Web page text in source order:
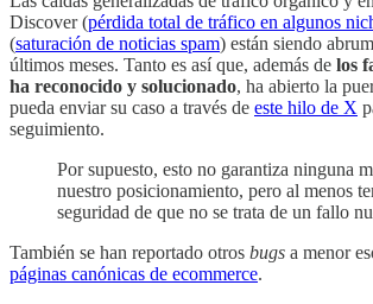
Discover (pérdida total de tráfico en algunos
(saturación de noticias spam) están siendo
últimos meses. Tanto es así que, además de los
ha reconocido y solucionado, ha abierto la
pueda enviar su caso a través de este hilo de X
seguimiento.
Por supuesto, esto no garantiza ninguna
nuestro posicionamiento, pero al menos
seguridad de que no se trata de un fallo
También se han reportado otros bugs a menor
páginas canónicas de ecommerce.